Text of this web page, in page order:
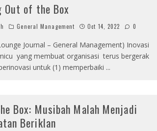
Out of the Box
General Management Oct 14, 2022 0
Journal – General Management) Inovasi
yang membuat organisasi terus bergerak
untuk (1) memperbaiki ...
Box: Musibah Malah Menjadi
Beriklan